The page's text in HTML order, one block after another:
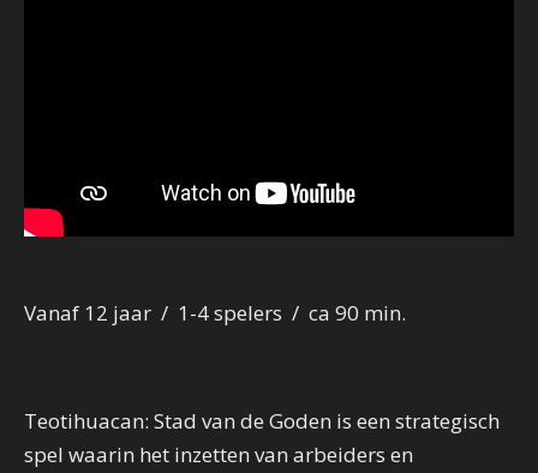
Vanaf 12 jaar / 1-4 spelers / ca 90 min.
Teotihuacan: Stad van de Goden is een strategisch
spel waarin het inzetten van arbeiders en